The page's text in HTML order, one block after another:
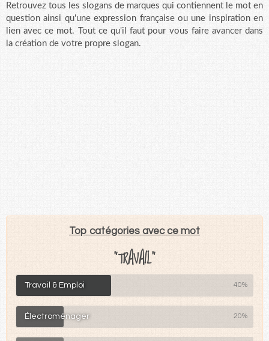
Retrouvez tous les slogans de marques qui contiennent le mot en
question ainsi qu'une expression française ou une inspiration en
lien avec ce mot. Tout ce qu'il faut pour vous faire avancer dans
la création de votre propre slogan.
Top catégories avec ce mot
"TRAVAIL"
Travail & Emploi 40%
Électroménager 20%